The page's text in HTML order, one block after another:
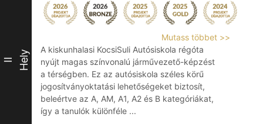
II Hely
Mutass többet >>
A kiskunhalasi KocsiSuli Autósiskola régóta
nyújt magas színvonalú járművezető-képzést
a térségben. Ez az autósiskola széles körű
jogosítványoktatási lehetőségeket biztosít,
beleértve az A, AM, A1, A2 és B kategóriákat,
így a tanulók különféle ...